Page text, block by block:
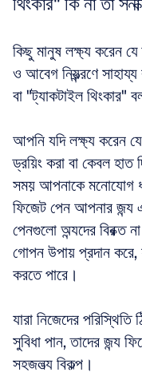
কিছু মানুষ লক্ষ্য করেন যে
ও আবেগ নিয়ন্ত্রণে
বা "ট্যাকটাইল থিংকার"
আপনি যদি লক্ষ্য করেন
ড্রয়িং করা বা কেবল হাত
সময় আপনাকে মনোযোগ
ফিজেট পেন আপনার জন্য
পেনগুলো অন্যদের বিরক্ত
গোপন উপায় প্রদান করে,
করতে পারে।
যারা নিজেদের পরিস্থিতি
সুবিধা পান, তাদের জন্য
সহজলভ্য বিকল্প।